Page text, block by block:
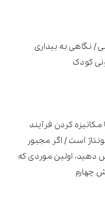
/ نگاهی به بیداری
کودک
‌کردن فرآیند
است / اگر مجبور
دهید، اولین موردی که
چهارم